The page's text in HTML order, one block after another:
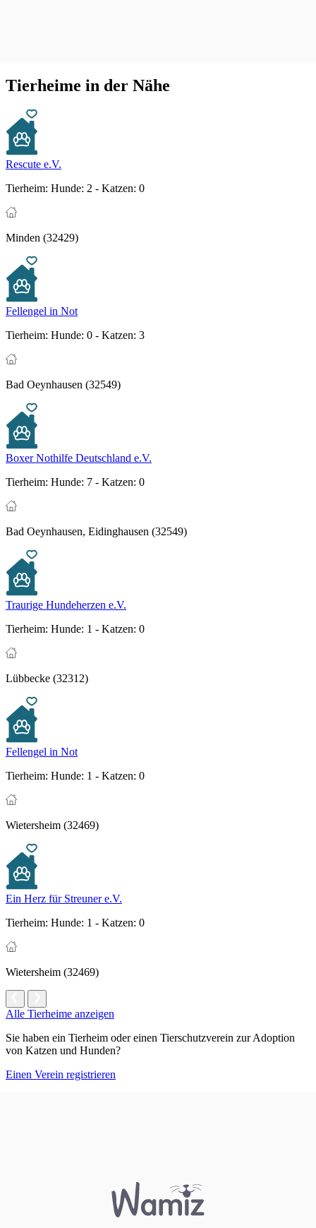
Tierheime in der Nähe
Rescute e.V.
Tierheim: Hunde: 2 - Katzen: 0
Minden (32429)
Fellengel in Not
Tierheim: Hunde: 0 - Katzen: 3
Bad Oeynhausen (32549)
Boxer Nothilfe Deutschland e.V.
Tierheim: Hunde: 7 - Katzen: 0
Bad Oeynhausen, Eidinghausen (32549)
Traurige Hundeherzen e.V.
Tierheim: Hunde: 1 - Katzen: 0
Lübbecke (32312)
Fellengel in Not
Tierheim: Hunde: 1 - Katzen: 0
Wietersheim (32469)
Ein Herz für Streuner e.V.
Tierheim: Hunde: 1 - Katzen: 0
Wietersheim (32469)
Alle Tierheime anzeigen
Sie haben ein Tierheim oder einen Tierschutzverein zur Adoption
von Katzen und Hunden?
Einen Verein registrieren